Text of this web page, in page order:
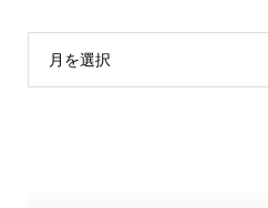
月を選択